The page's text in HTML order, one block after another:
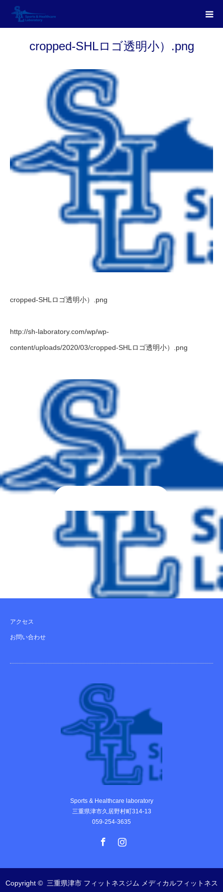
cropped-SHLロゴ透明小）.png
cropped-SHLロゴ透明小）.png
http://sh-laboratory.com/wp/wp-
content/uploads/2020/03/cropped-SHLロゴ透明小）.png
アクセス
お問い合わせ
Sports & Healthcare laboratory
三重県津市久居野村町314-13
059-254-3635
Copyright © 三重県津市 フィットネスジム メディカルフィットネス